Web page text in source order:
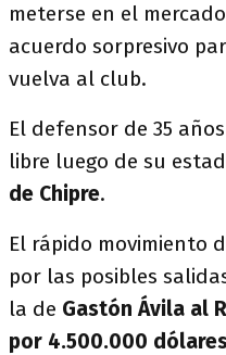
meterse en el
acuerdo sorpresivo
vuelva al club.
El defensor de 35
libre luego de su
de Chipre.
El rápido movimiento
por las posibles
la de Gastón Ávila al
por 4.500.000 dólares